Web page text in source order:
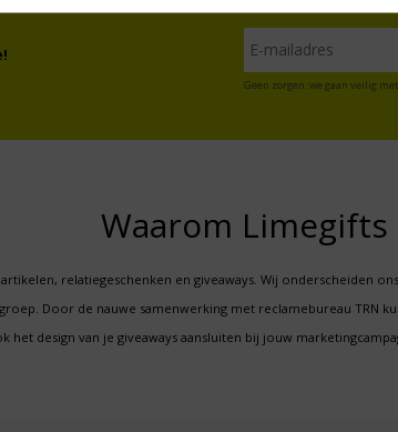
Geen zorgen: we gaan veilig
Waarom Limegifts
relatiegeschenken en giveaways. Wij onderscheiden
Door de nauwe samenwerking met reclamebureau TRN
het design van je giveaways aansluiten bij jouw